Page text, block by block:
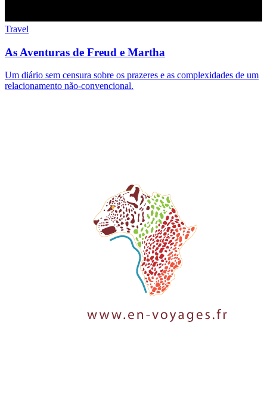
Travel
As Aventuras de Freud e Martha
Um diário sem censura sobre os prazeres e as complexidades de um
relacionamento não-convencional.